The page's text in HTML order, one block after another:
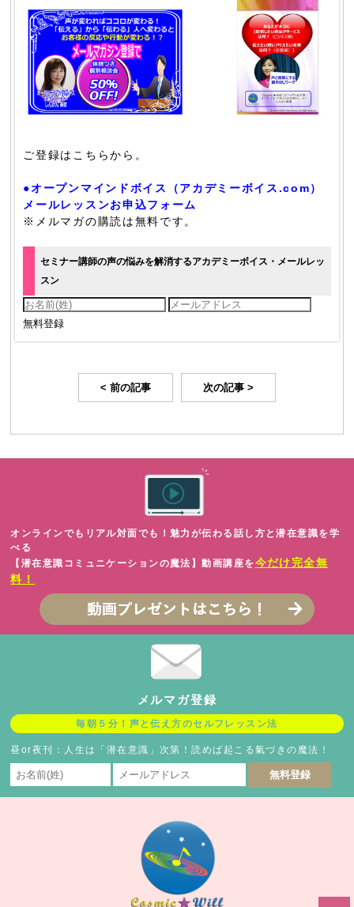
ご登録はこちらから。
●オープンマインドボイス（アカデミーボイス.com）
メールレッスンお申込フォーム
※メルマガの購読は無料です。
セミナー講師の声の悩みを解消するアカデミーボイス・メールレッ
スン
< 前の記事 次の記事 >
オンラインでもリアル対面でも！魅力が伝わる話し方と潜在意識を学
べる
【潜在意識コミュニケーションの魔法】動画講座を今だけ完全無
料！
メルマガ登録
毎朝５分！声と伝え方のセルフレッスン法
昼or夜刊：人生は「潜在意識」次第！読めば起こる氣づきの魔法！